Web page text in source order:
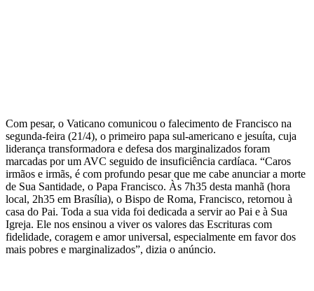
Com pesar, o Vaticano comunicou o falecimento de Francisco na
segunda-feira (21/4), o primeiro papa sul-americano e jesuíta, cuja
liderança transformadora e defesa dos marginalizados foram
marcadas por um AVC seguido de insuficiência cardíaca. “Caros
irmãos e irmãs, é com profundo pesar que me cabe anunciar a morte
de Sua Santidade, o Papa Francisco. Às 7h35 desta manhã (hora
local, 2h35 em Brasília), o Bispo de Roma, Francisco, retornou à
casa do Pai. Toda a sua vida foi dedicada a servir ao Pai e à Sua
Igreja. Ele nos ensinou a viver os valores das Escrituras com
fidelidade, coragem e amor universal, especialmente em favor dos
mais pobres e marginalizados”, dizia o anúncio.